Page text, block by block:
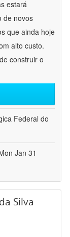
estará
de novos
que ainda hoje
alto custo.
construir o
Federal do
Jan 31
Silva